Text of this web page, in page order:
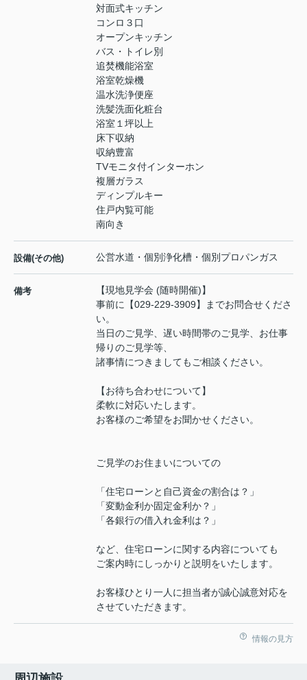
対面式キッチン
コンロ３口
オープンキッチン
バス・トイレ別
追焚機能浴室
浴室乾燥機
温水洗浄便座
洗髪洗面化粧台
浴室１坪以上
床下収納
収納豊富
TVモニタ付インターホン
複層ガラス
ディンプルキー
住戸内覧可能
南向き
設備(その他) 公営水道・個別浄化槽・個別プロパンガス
備考
【現地見学会 (随時開催)】
事前に【029-229-3909】までお問合せくださ
い。
当日のご見学、遅い時間帯のご見学、お仕事
帰りのご見学等、
諸事情につきましてもご相談ください。
【お待ち合わせについて】
柔軟に対応いたします。
お客様のご希望をお聞かせください。
ご見学のお住まいについての
「住宅ローンと自己資金の割合は？」
「変動金利か固定金利か？」
「各銀行の借入れ金利は？」
など、住宅ローンに関する内容についても
ご案内時にしっかりと説明をいたします。
お客様ひとり一人に担当者が誠心誠意対応を
させていただきます。
情報の見方